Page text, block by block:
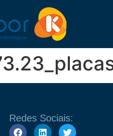
Redes Sociais: